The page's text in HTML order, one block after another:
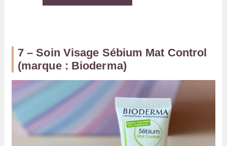
7 – Soin Visage Sébium Mat Control
(marque : Bioderma)